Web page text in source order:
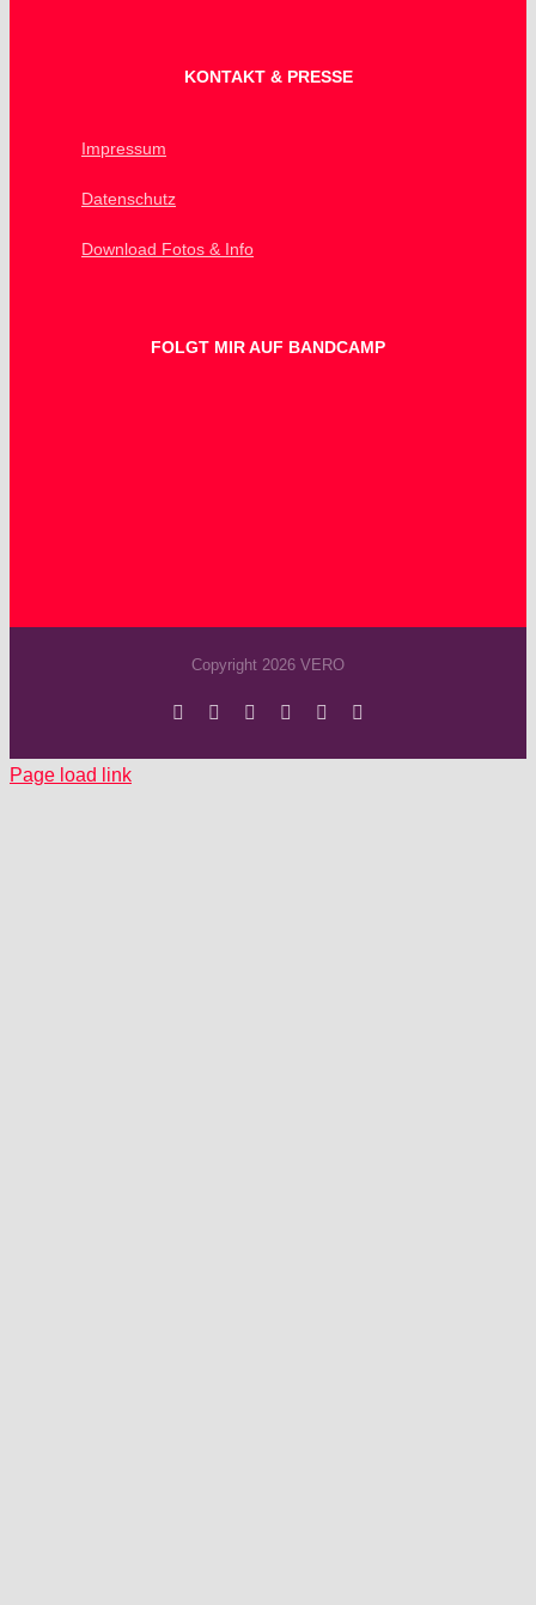
KONTAKT & PRESSE
Impressum
Datenschutz
Download Fotos & Info
FOLGT MIR AUF BANDCAMP
Copyright 2026 VERO
FacebookInstagramYouTube
SpotifySoundCloud
Page load link